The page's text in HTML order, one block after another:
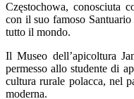
Częstochowa, conosciuta
con il suo famoso
tutto il mondo.
Il Museo dell’apicoltura
permesso allo studente di
cultura rurale polacca, nel
moderna.